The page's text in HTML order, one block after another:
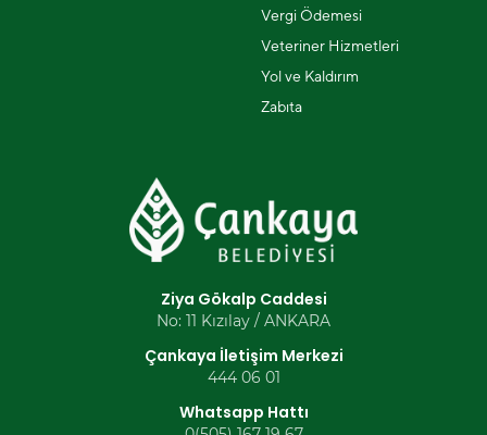
Vergi Ödemesi
Veteriner Hizmetleri
Yol ve Kaldırım
Zabıta
Ziya Gökalp Caddesi
No: 11 Kızılay / ANKARA
Çankaya İletişim Merkezi
444 06 01
Whatsapp Hattı